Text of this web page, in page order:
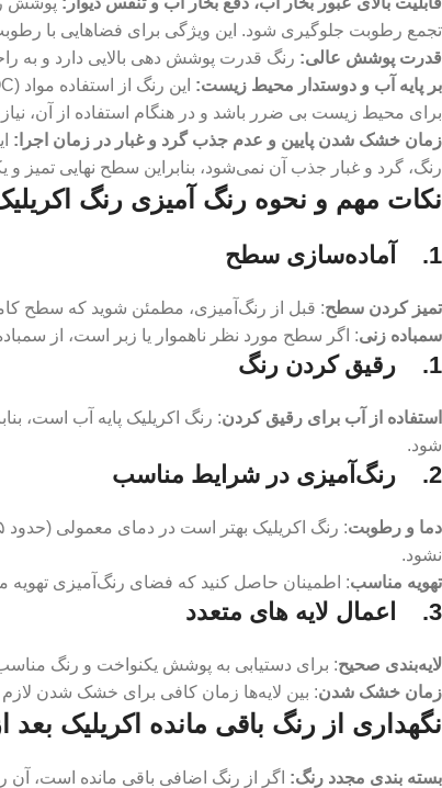
تجمع رطوبت جلوگیری شود. این ویژگی برای فضاهایی با
قدرت پوشش عالی: رنگ قدرت پوشش ‌دهی بالایی دارد و به
بر پایه آب و دوستدار محیط زیست:
برای محیط زیست بی ‌ضرر باشد و در هنگام استفاده از آن،
زمان خشک شدن پایین و عدم جذب گرد و غبار در زمان اجرا :
رنگ، گرد و غبار جذب آن نمی‌شود، بنابراین سطح نهایی تمیز و
نکات مهم و نحوه رنگ آمیزی رنگ اکریلیک
1. آماده‌سازی سطح
تمیز کردن سطح: قبل از رنگ‌آمیزی، مطمئن شوید که سطح
سمباده ‌زنی: اگر سطح مورد نظر ناهموار یا زبر است، از
1. رقیق کردن رنگ
استفاده از آب برای رقیق کردن: رنگ اکریلیک پایه آب است،
شود.
2. رنگ‌آمیزی در شرایط مناسب
دما و رطوبت
نشود.
تهویه مناسب: اطمینان حاصل کنید که فضای رنگ‌آمیزی تهویه
3. اعمال لایه ‌های متعدد
لایه‌بندی صحیح: برای دستیابی به پوشش یکنواخت و رنگ مناسب،
زمان خشک شدن: بین لایه‌ها زمان کافی برای خشک شدن
نگهداری از رنگ باقی مانده اکریلیک بعد
بسته بندی مجدد رنگ: اگر از رنگ اضافی باقی مانده است،